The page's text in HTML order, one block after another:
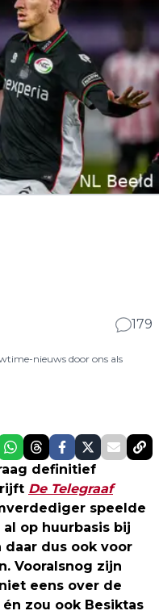
179
nieuws door ons als
definitief
De Telegraaf
speelde
op huurbasis bij
dus ook voor
Vooralsnog zijn
eens over de
zou ook Besiktas